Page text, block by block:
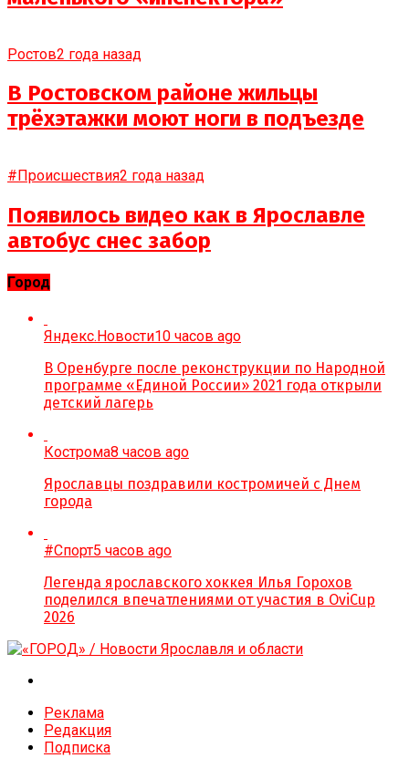
Ростов2 года назад
В Ростовском районе жильцы
трёхэтажки моют ноги в подъезде
#Происшествия2 года назад
Появилось видео как в Ярославле
автобус снес забор
Город
Яндекс.Новости10 часов ago
В Оренбурге после реконструкции по Народной
программе «Единой России» 2021 года открыли
детский лагерь
Кострома8 часов ago
Ярославцы поздравили костромичей с Днем
города
#Спорт5 часов ago
Легенда ярославского хоккея Илья Горохов
поделился впечатлениями от участия в OviCup
2026
Реклама
Редакция
Подписка